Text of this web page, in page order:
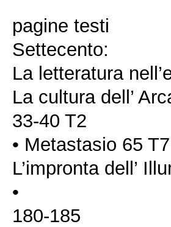
pagine testi
Settecento:
La letteratura
La cultura dell’
33-40 T2
• Metastasio 65 T7
L’impronta dell’
•
180-185